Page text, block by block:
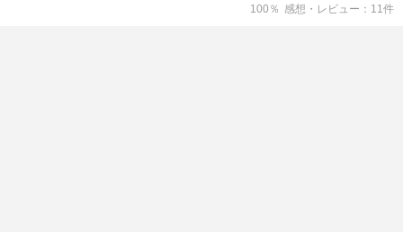
100 ％ 感想・レビュー 11件